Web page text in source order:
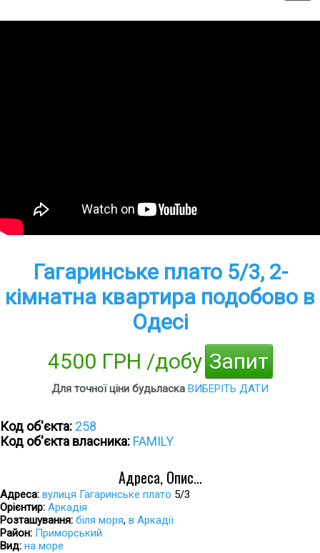
Гагаринське плато 5/3, 2-
кімнатна квартира подобово в
Одесі
4500 ГРН /добу Запит
Для точної ціни будьласка ВИБЕРІТЬ ДАТИ
Код об'єкта: 258
Код об'єкта власника: FAMILY
Адреса, Опис...
Адреса: вулиця Гагаринське плато 5/3
Орієнтир: Аркадія
Розташування: біля моря, в Аркадії
Район: Приморський
Вид: на море